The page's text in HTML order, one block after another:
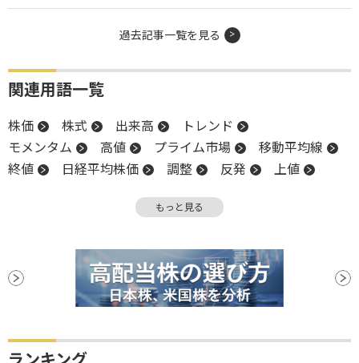
過去記事一覧を見る
関連用語一覧
株価 株式 出来高
トレンド
モメンタム
高値 プライム市場
移動平均線
終値
日経平均株価 調整 反発
上値
もっと見る